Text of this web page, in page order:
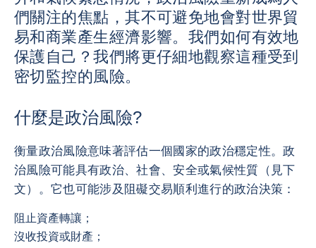
們關注的焦點，其不可避免地會對世界貿
易和商業產生經濟影響。我們如何有效地
保護自己？我們將更仔細地觀察這種受到
密切監控的風險。
什麼是政治風險?
衡量政治風險意味著評估一個國家的政治穩定性。政
治風險可能具有政治、社會、安全或氣候性質（見下
文）。它也可能涉及阻礙交易順利進行的政治決策：
阻止資產轉讓；
沒收投資或財產；